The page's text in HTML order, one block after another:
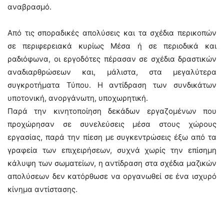
αναβρασμό.
Από τις σποραδικές απολύσεις και τα σχέδια περικοπών
σε περιφερειακά κυρίως Μέσα ή σε περιοδικά και
ραδιόφωνα, οι εργοδότες πέρασαν σε σχέδια δραστικών
αναδιαρθρώσεων και, μάλιστα, στα μεγαλύτερα
συγκροτήματα Τύπου. Η αντίδραση των συνδικάτων
υποτονική, ανοργάνωτη, υποχωρητική.
Παρά την κινητοποίηση δεκάδων εργαζομένων που
προχώρησαν σε συνελεύσεις μέσα στους χώρους
εργασίας, παρά την πίεση με συγκεντρώσεις έξω από τα
γραφεία των επιχειρήσεων, συχνά χωρίς την επίσημη
κάλυψη των σωματείων, η αντίδραση στα σχέδια μαζικών
απολύσεων δεν κατόρθωσε να οργανωθεί σε ένα ισχυρό
κίνημα αντίστασης.